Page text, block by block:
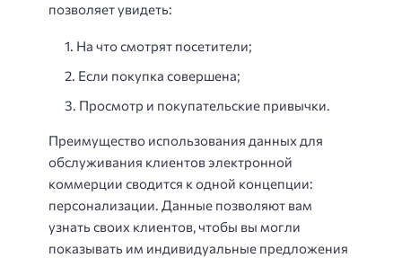
позволяет увидеть:
На что смотрят посетители;
Если покупка совершена;
Просмотр и покупательские привычки.
Преимущество использования данных для
обслуживания клиентов электронной
коммерции сводится к одной концепции:
персонализации. Данные позволяют вам
узнать своих клиентов, чтобы вы могли
показывать им индивидуальные предложения